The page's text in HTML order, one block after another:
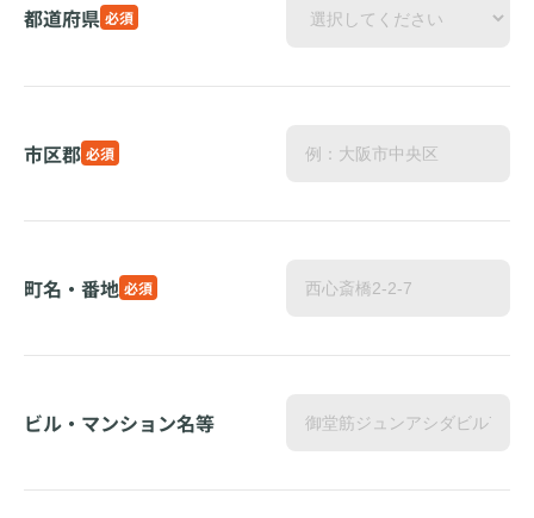
都道府県 必須
市区郡 必須
町名・番地 必須
ビル・マンション名等